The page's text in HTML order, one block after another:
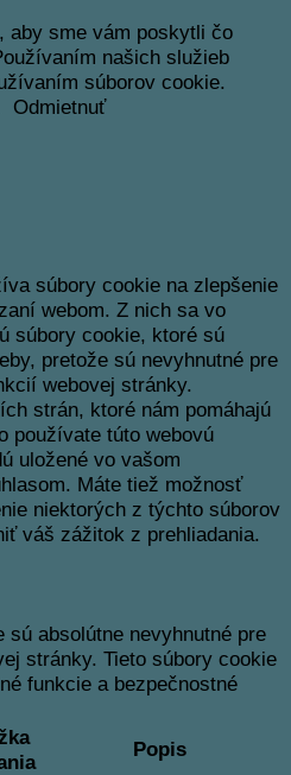
aby sme vám poskytli čo
našich služieb
súborov cookie.
Odmietnuť
súbory cookie na zlepšenie
webom. Z nich sa vo
súbory cookie, ktoré sú
pretože sú nevyhnutné pre
webovej stránky.
strán, ktoré nám pomáhajú
používate túto webovú
uložené vo vašom
Máte tiež možnosť
niektorých z týchto súborov
váš zážitok z prehliadania.
sú absolútne nevyhnutné pre
stránky. Tieto súbory cookie
funkcie a bezpečnostné
Popis